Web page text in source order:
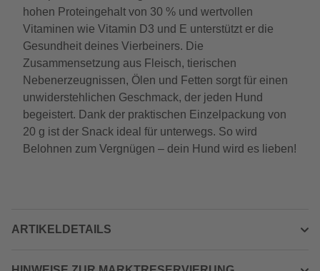
hohen Proteingehalt von 30 % und wertvollen
Vitaminen wie Vitamin D3 und E unterstützt er die
Gesundheit deines Vierbeiners. Die
Zusammensetzung aus Fleisch, tierischen
Nebenerzeugnissen, Ölen und Fetten sorgt für einen
unwiderstehlichen Geschmack, der jeden Hund
begeistert. Dank der praktischen Einzelpackung von
20 g ist der Snack ideal für unterwegs. So wird
Belohnen zum Vergnügen – dein Hund wird es lieben!
ARTIKELDETAILS